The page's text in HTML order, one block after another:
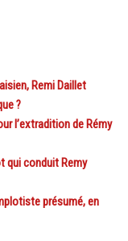
Remi Daillet
?
l’extradition de Rémy
qui conduit Remy
présumé, en